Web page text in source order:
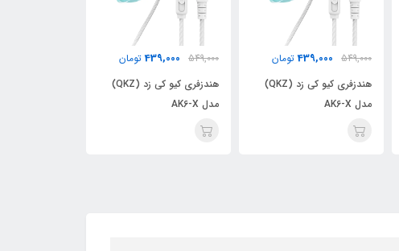
549,000
439,000 تومان
هندزفری کیو کی زد (QKZ)
مدل AK6-X
549,000
439,000 تومان
هندزفری کیو کی زد (QKZ)
مدل AK6-X